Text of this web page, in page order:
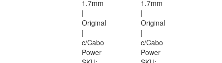
1.7mm
|
Original
|
c/Cabo
Power
1.7mm
|
Original
|
c/Cabo
Power